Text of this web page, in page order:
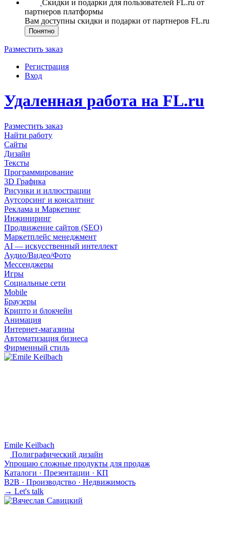
Скидки и подарки для пользователей FL.ru от
партнеров платформы
Вам доступны скидки и подарки от партнеров FL.ru
Понятно
Разместить заказ
Регистрация
Вход
Удаленная работа на FL.ru
Разместить заказ
Найти работу
Сайты
Дизайн
Тексты
Программирование
3D Графика
Рисунки и иллюстрации
Аутсорсинг и консалтинг
Реклама и Маркетинг
Инжиниринг
Продвижение сайтов (SEO)
Маркетплейс менеджмент
AI — искусственный интеллект
Аудио/Видео/Фото
Мессенджеры
Игры
Социальные сети
Mobile
Браузеры
Крипто и блокчейн
Анимация
Интернет-магазины
Автоматизация бизнеса
Фирменный стиль
Emile Keilbach
Полиграфический дизайн
Упрощаю сложные продукты для продаж
Каталоги · Презентации · КП
B2B · Производство · Недвижимость
→ Let's talk